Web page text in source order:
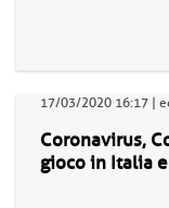
17/03/2020 16:17 |
Coronavirus,
gioco in Italia e